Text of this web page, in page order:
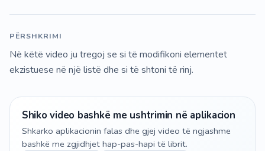
PËRSHKRIMI
Në këtë video ju tregoj se si të modifikoni elementet
ekzistuese në një listë dhe si të shtoni të rinj.
Shiko video bashkë me ushtrimin në aplikacion
Shkarko aplikacionin falas dhe gjej video të ngjashme
bashkë me zgjidhjet hap-pas-hapi të librit.